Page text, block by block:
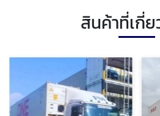
สินค้าที่เกี่